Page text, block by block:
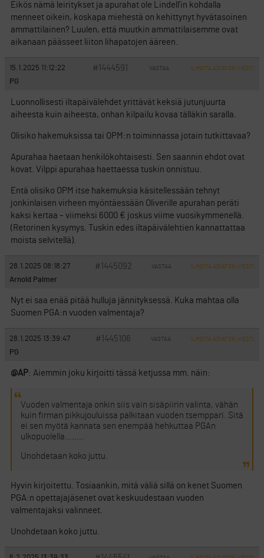
Eikös nämä leiritykset ja apurahat ole Lindell’in kohdalla
menneet oikein, koskapa miehestä on kehittynyt hyvätasoinen
ammattilainen? Luulen, että muutkin ammattilaisemme ovat
aikanaan päässeet liiton lihapatojen ääreen.
15.1.2025 11:12:22 #1444591 VASTAA ILMOITA ASIATON VIESTI
PG
Luonnollisesti iltapäivälehdet yrittävät keksiä jutunjuurta
aiheesta kuin aiheesta, onhan kilpailu kovaa tälläkin saralla.
Olisiko hakemuksissa tai OPM:n toiminnassa jotain tutkittavaa?
Apurahaa haetaan henkilökohtaisesti. Sen saannin ehdot ovat
kovat. Vilppi apurahaa haettaessa tuskin onnistuu.
Entä olisiko OPM itse hakemuksia käsitellessään tehnyt
jonkinlaisen virheen myöntäessään Oliverille apurahan peräti
kaksi kertaa – viimeksi 6000 € joskus viime vuosikymmenellä.
(Retorinen kysymys. Tuskin edes iltapäivälehtien kannattattaa
moista selvitellä).
28.1.2025 08:18:27 #1445092 VASTAA ILMOITA ASIATON VIESTI
Arnold Palmer
Nyt ei saa enää pitää hulluja jännityksessä. Kuka mahtaa olla
Suomen PGA:n vuoden valmentaja?
28.1.2025 13:39:47 #1445106 VASTAA ILMOITA ASIATON VIESTI
PG
@AP: Aiemmin joku kirjoitti tässä ketjussa mm. näin:
Vuoden valmentaja onkin siis vain sisäpiirin valinta, vähän
kuin firman pikkujouluissa palkitaan vuoden tsemppari. Sitä
ei sen myötä kannata sen enempää hehkuttaa PGAn
ulkopuolella……..
Unohdetaan koko juttu.
Hyvin kirjoitettu. Tosiaankin, mitä väliä sillä on kenet Suomen
PGA:n opettajajäsenet ovat keskuudestaan vuoden
valmentajaksi valinneet.
Unohdetaan koko juttu.